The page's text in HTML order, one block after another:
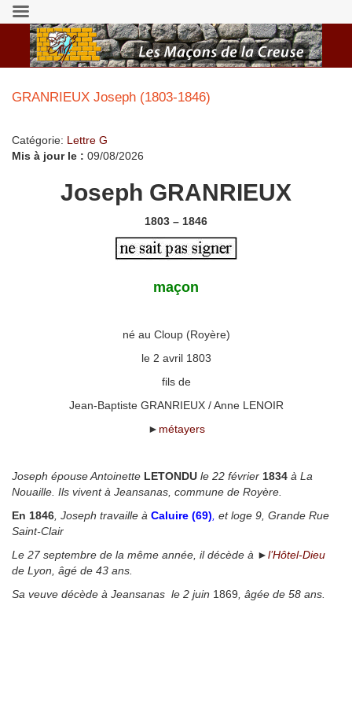
GRANRIEUX Joseph (1803-1846)
Catégorie: Lettre G
Mis à jour le : 09/08/2026
Joseph GRANRIEUX
1803 – 1846
maçon
né au Cloup (Royère)
le 2 avril 1803
fils de
Jean-Baptiste GRANRIEUX / Anne LENOIR
► métayers
Joseph épouse Antoinette LETONDU le 22 février 1834 à La
Nouaille. Ils vivent à Jeansanas, commune de Royère.
En 1846 , Joseph travaille à Caluire (69) et loge 9, Grande Rue
Saint-Clair
Le 27 septembre de la même année, il décède à ►l’Hôtel-Dieu
de Lyon, âgé de 43 ans.
Sa veuve décède à Jeansanas le 2 juin 1869 , âgée de 58 ans.